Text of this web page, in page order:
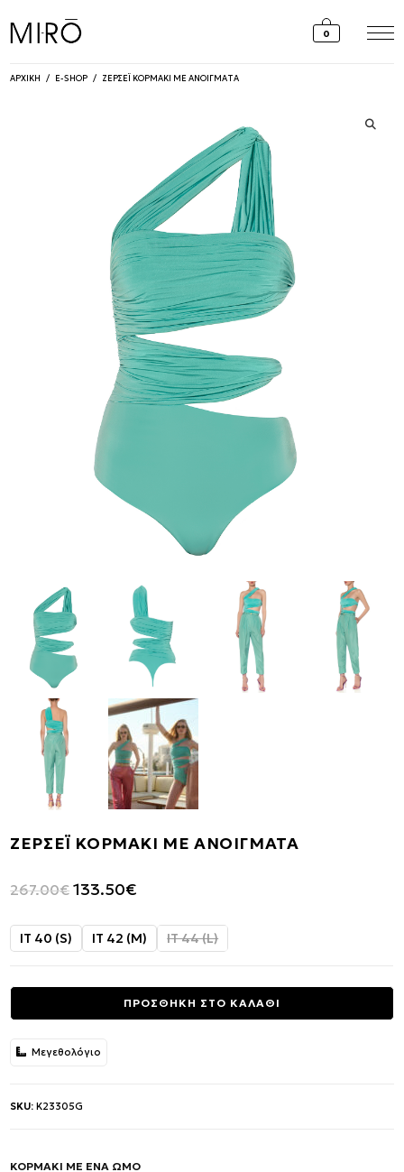
0
ΑΡΧΙΚΗ / E-SHOP / ΖΕΡΣΕΪ ΚΟΡΜΑΚΙ ΜΕ ΑΝΟΙΓΜΑΤΑ
ΖΕΡΣΕΪ ΚΟΡΜΑΚΙ ΜΕ ΑΝΟΙΓΜΑΤΑ
267.00€ Original
was:
133.50€
τιμή
133.50€.
IT 40 (S) IT 42 (M) IT 44 (L)
ΠΡΟΣΘΗΚΗ ΣΤΟ ΚΑΛΑΘΙ
Μεγεθολόγιο
SKU:K23305G
ΚΟΡΜΑΚΙ ΜΕ ΕΝΑ ΩΜΟ